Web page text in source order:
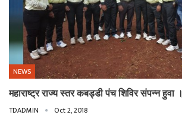
NEWS
महाराष्ट्र राज्य स्तर कबड्डी पंच शिविर संपन्न हुवा ।
TDADMIN Oct 2, 2018